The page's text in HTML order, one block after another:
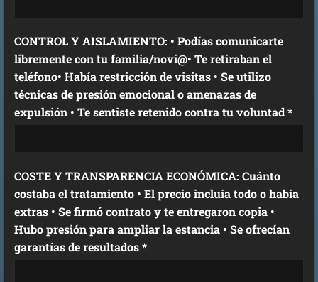
CONTROL Y AISLAMIENTO: • Podías comunicarte
libremente con tu familia/novi@• Te retiraban el
teléfono• Había restricción de visitas • Se utilizo
técnicas de presión emocional o amenazas de
expulsión • Te sentiste retenido contra tu voluntad *
COSTE Y TRANSPARENCIA ECONÓMICA: Cuánto
costaba el tratamiento • El precio incluía todo o había
extras • Se firmó contrato y te entregaron copia •
Hubo presión para ampliar la estancia • Se ofrecían
garantías de resultados *